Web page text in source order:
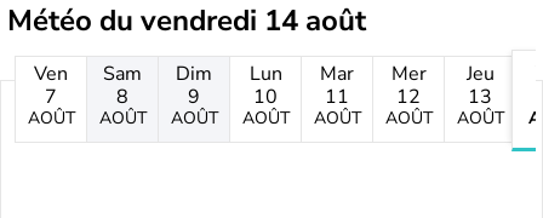
Météo du vendredi 14 août
Ven
7
AOÛT
Sam
8
AOÛT
Dim
9
AOÛT
Lun
10
AOÛT
Mar
11
AOÛT
Mer
12
AOÛT
Jeu
13
AOÛT